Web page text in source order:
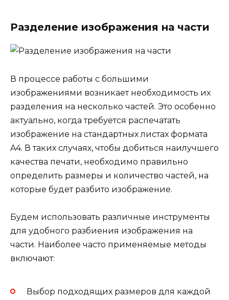
Разделение изображения на части
В процессе работы с большими
изображениями возникает необходимость их
разделения на несколько частей. Это особенно
актуально, когда требуется распечатать
изображение на стандартных листах формата
A4. В таких случаях, чтобы добиться наилучшего
качества печати, необходимо правильно
определить размеры и количество частей, на
которые будет разбито изображение.
Будем использовать различные инструменты
для удобного разбиения изображения на
части. Наиболее часто применяемые методы
включают:
Выбор подходящих размеров для каждой